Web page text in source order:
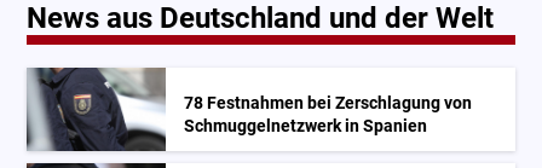
News aus Deutschland und der Welt
78 Festnahmen bei Zerschlagung von
Schmuggelnetzwerk in Spanien